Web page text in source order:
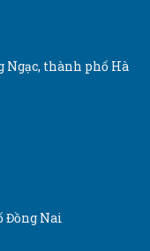
Ngạc, thành phố Hà
Đồng Nai